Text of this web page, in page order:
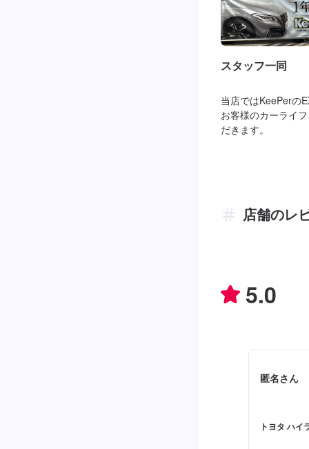
スタッフ一同
当店ではKeePerの
お客様のカーライ
だきます。
店舗のレ
5.0
匿名さん
トヨタ ハイ